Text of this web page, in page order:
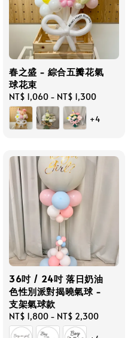
春之盛 - 綜合五瓣花氣
球花束
Regular
price
NT$ 1,060 - NT$ 1,300
+4
36吋 / 24吋 落日奶油
色性別派對揭曉氣球 -
支架氣球款
Regular
price
NT$ 1,800 - NT$ 2,300